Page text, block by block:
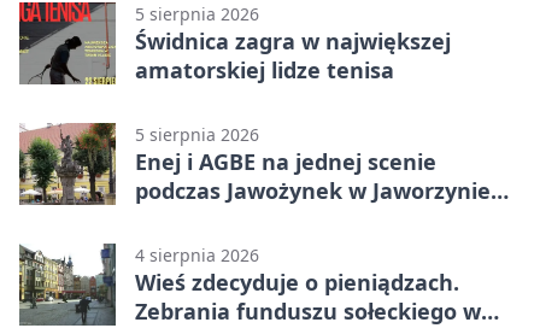
5 sierpnia 2026
Świdnica zagra w największej
amatorskiej lidze tenisa
5 sierpnia 2026
Enej i AGBE na jednej scenie
podczas Jawożynek w Jaworzynie
4 sierpnia 2026
Wieś zdecyduje o pieniądzach.
Zebrania funduszu sołeckiego w